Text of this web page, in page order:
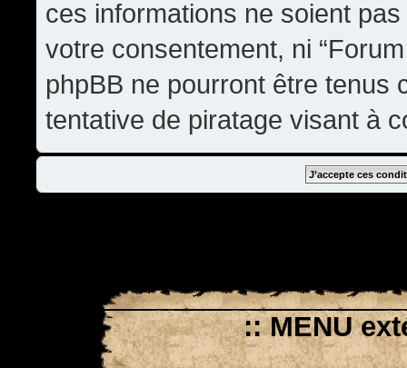
ces informations ne soient
votre consentement, ni
phpBB ne pourront être tenus
tentative de piratage visant à
:: MENU